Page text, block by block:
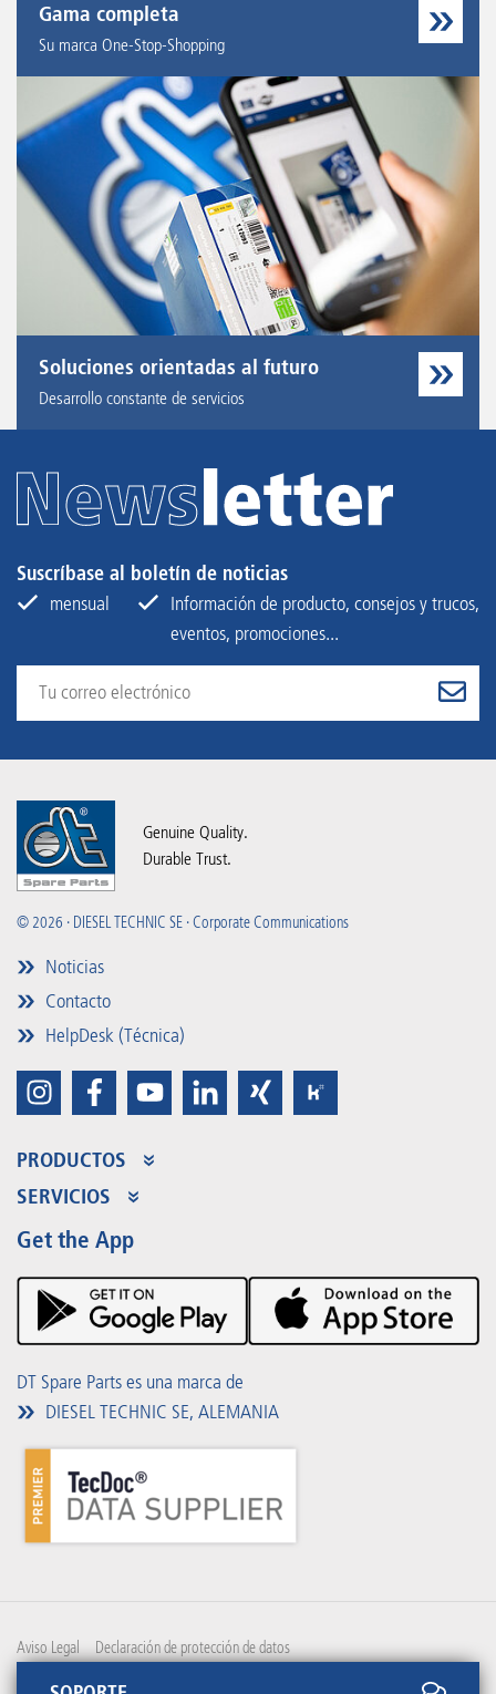
Gama completa
Su marca One-Stop-Shopping
Soluciones orientadas al futuro
Desarrollo constante de servicios
Suscríbase al boletín de noticias
mensual
Información de producto, consejos y trucos,
eventos, promociones...
Genuine Quality.
Durable Trust.
© 2026 · DIESEL TECHNIC SE · Corporate Communications
Noticias
Contacto
HelpDesk (Técnica)
PRODUCTOS
Gama de productos
Partner Portal
Product Promotions
SERVICIOS
Beneficios
Premium Shop
Eventos
Descargas
Get the App
DT Spare Parts es una marca de
DIESEL TECHNIC SE, ALEMANIA
Aviso Legal Declaración de protección de datos